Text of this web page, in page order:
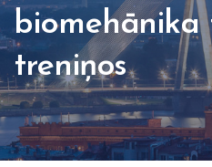
biomehānika
treniņos